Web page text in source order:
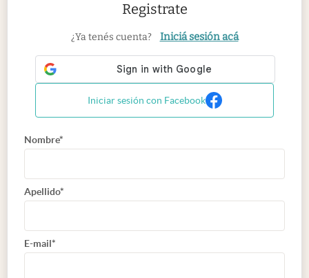
Registrate
¿Ya tenés cuenta? Iniciá sesión acá
Iniciar sesión con Facebook
Nombre*
Apellido*
E-mail*